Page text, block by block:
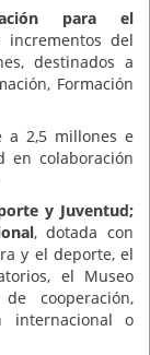
para el
del
destinados a
Formación
a 2,5 millones e
en colaboración
y Juventud;
, dotada con
y el deporte, el
el Museo
cooperación,
internacional o